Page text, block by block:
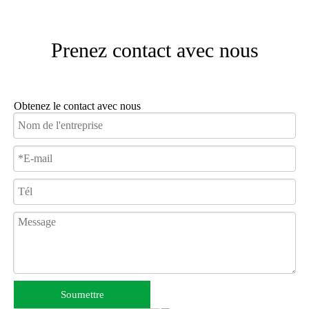
Léger et portable
Prenez contact avec nous
Obtenez le contact avec nous
Soumettre